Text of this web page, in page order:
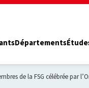
Départements
de la FSG célébrée par